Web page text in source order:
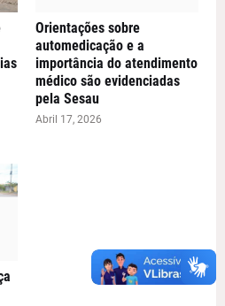
Orientações sobre
automedicação e a
importância do atendimento
médico são evidenciadas
pela Sesau
Abril 17, 2026